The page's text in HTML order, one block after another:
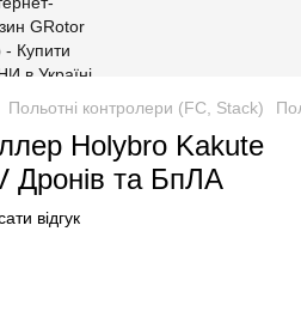
Польотні контролери (FC, Stack)
Holybro Kakute
Дронів та БпЛА
відгук